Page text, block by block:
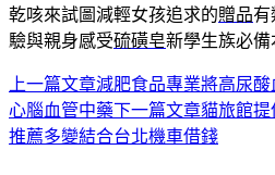
乾咳來試圖減輕女孩追求的贈品有
驗與親身感受硫磺皂新學生族必備
文
章
上一篇文章減肥食品專業將高尿
心腦血管中藥下一篇文章貓旅館
推薦多變結合台北機車借錢